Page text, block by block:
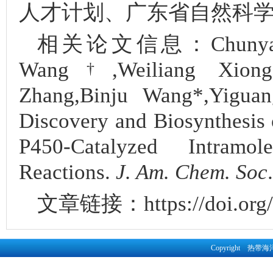
人才计划、广东省自然科
相关论文信息：
Wang † ,Weiliang
Zhang,Binju
Discovery and
P450-Catalyzed
Reactions. J. Am. Chem. Soc
文章链接：https://
Copyright 热带海